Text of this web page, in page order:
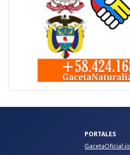
PORTALES
GacetaOficial.io